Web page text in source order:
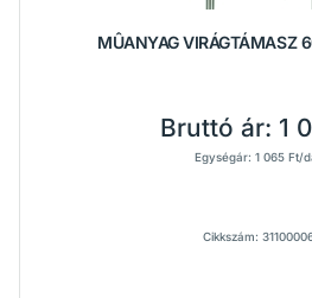
MÛANYAG VIRÁGTÁMASZ
Bruttó ár: 1
Egységár: 1 065 Ft/
Cikkszám: